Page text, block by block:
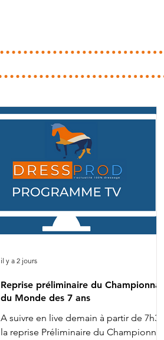
Reprise préliminaire du Championnat
du Monde des 7 ans
A suivre en live demain à partir de 7h30 :
la reprise Préliminaire du Championnat
il y a 2 jours